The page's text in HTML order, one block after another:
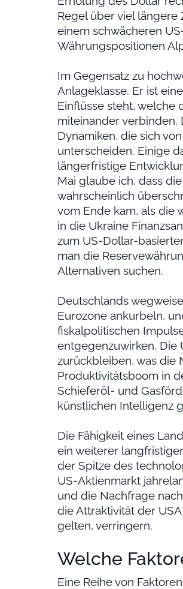
Regel über viel längere
einem schwächeren
Währungspositionen
Im Gegensatz zu
Anlageklasse. Er ist
Einflüsse steht, welche
miteinander verbinden.
Dynamiken, die sich
unterscheiden. Einige
längerfristige
Mai glaube ich, dass
wahrscheinlich
vom Ende kam, als die
in die Ukraine
zum US-Dollar-
man die
Alternativen suchen.
Deutschlands
Eurozone ankurbeln,
fiskalpolitischen
entgegenzuwirken. Die
zurückbleiben, was die
Produktivitätsboom in
Schieferöl- und
künstlichen Intelligenz
Die Fähigkeit eines
ein weiterer
der Spitze des
US-Aktienmarkt
und die Nachfrage
die Attraktivität der
gelten, verringern.
Welche
Eine Reihe von